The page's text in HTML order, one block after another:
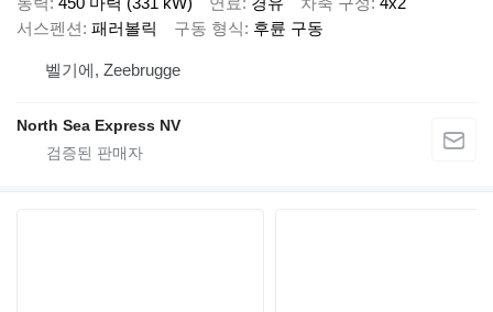
서스펜션 패러볼릭 구동 형식 후륜 구동
벨기에, Zeebrugge
North Sea Express NV